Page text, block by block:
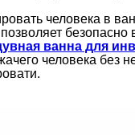
человека в
ванна для
человека без